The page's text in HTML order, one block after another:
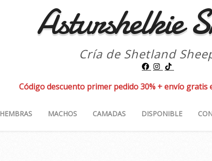
Asturshelkie
Cría de Shetland
Código descuento primer pedido 30% + envío gratis
HEMBRAS MACHOS CAMADAS DISPONIBLE